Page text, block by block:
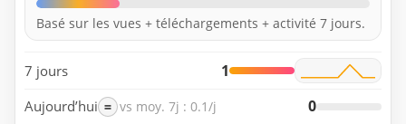
Basé sur les vues + téléchargements + activité 7 jours.
7 jours 1
Aujourd’hui = vs moy. 7j : 0.1/j 0